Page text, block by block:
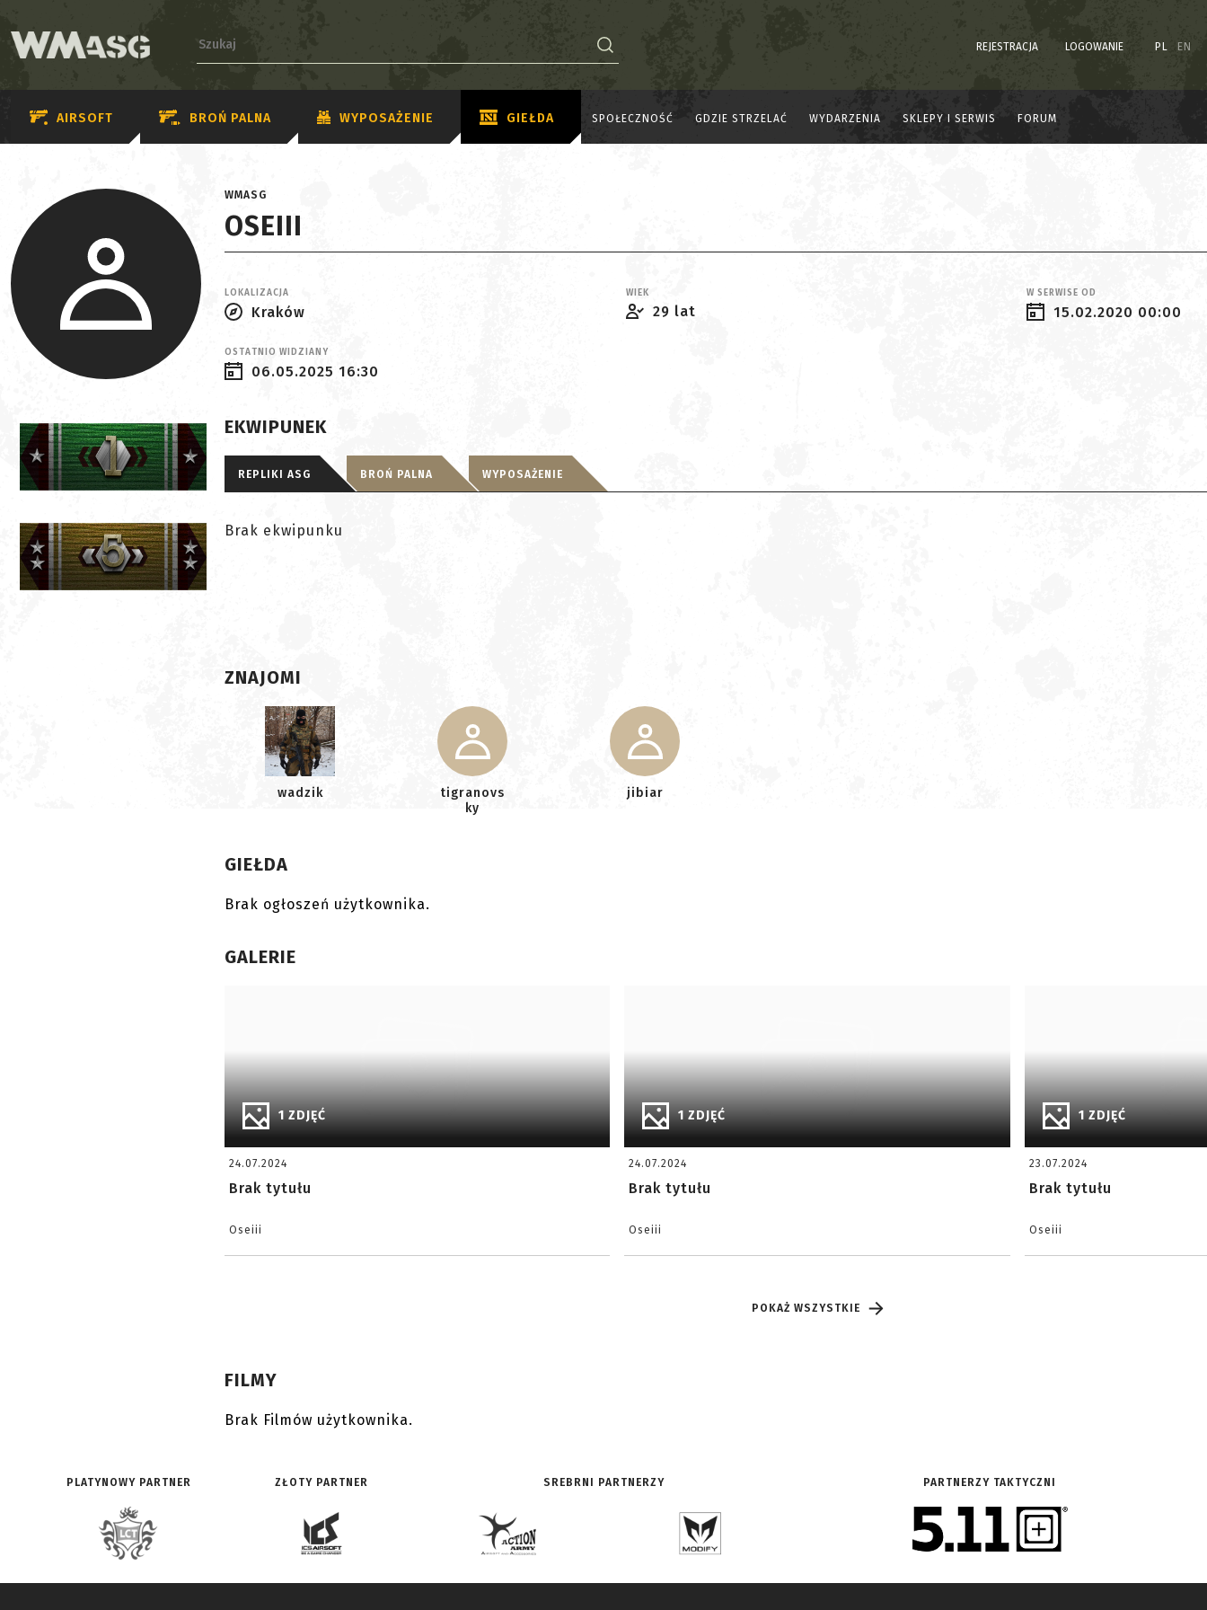
REJESTRACJA LOGOWANIE PL EN
AIRSOFT BROŃ PALNA WYPOSAŻENIE GIEŁDA SPOŁECZNOŚĆ GDZIE STRZELAĆ WYDARZENIA SKLEPY I SERWIS FORUM
WMASG
OSEIII
LOKALIZACJA
Kraków
WIEK
29 lat
W SERWISE OD
15.02.2020 00:00
OSTATNIO WIDZIANY
06.05.2025 16:30
EKWIPUNEK
REPLIKI ASG BROŃ PALNA WYPOSAŻENIE
Brak ekwipunku
ZNAJOMI
wadzik
tigranovs
ky
jibiar
GIEŁDA
Brak ogłoszeń użytkownika.
GALERIE
1 ZDJĘĆ
24.07.2024
Brak tytułu
Oseiii
1 ZDJĘĆ
24.07.2024
Brak tytułu
Oseiii
1 ZDJĘĆ
23.07.2024
Brak tytułu
Oseiii
POKAŻ WSZYSTKIE
FILMY
Brak Filmów użytkownika.
PLATYNOWY PARTNER ZŁOTY PARTNER SREBRNI PARTNERZY PARTNERZY TAKTYCZNI